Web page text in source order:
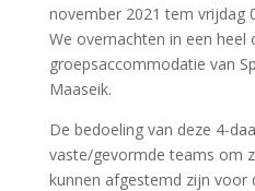
november 2021 tem vrijdag
We overnachten in een heel
groepsaccommodatie van
Maaseik.
De bedoeling van deze 4-
vaste/gevormde teams om
kunnen afgestemd zijn voor